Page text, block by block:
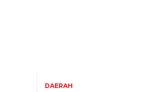
DAERAH